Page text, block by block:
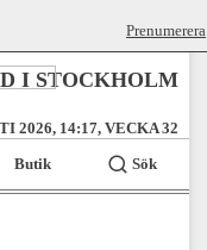
Prenumerera
I STOCKHOLM
2026, 14:17, VECKA 32
Butik Sök